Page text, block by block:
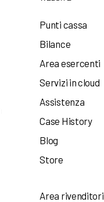
Punti cassa
Bilance
Area esercenti
Servizi in cloud
Assistenza
Case History
Blog
Store
Area rivenditori